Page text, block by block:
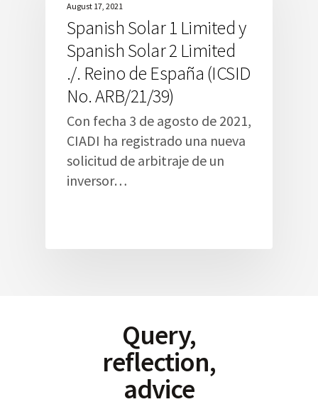
August 17, 2021
Spanish Solar 1 Limited y
Spanish Solar 2 Limited
./. Reino de España (ICSID
No. ARB/21/39)
Con fecha 3 de agosto de 2021,
CIADI ha registrado una nueva
solicitud de arbitraje de un
inversor…
Query,
reflection,
advice